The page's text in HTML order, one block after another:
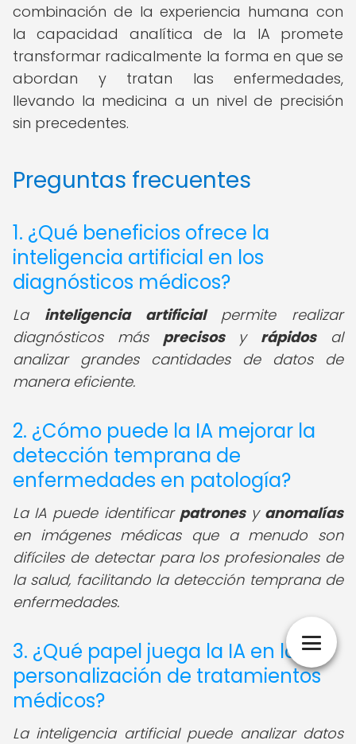
combinación de la experiencia humana con
la capacidad analítica de la IA promete
transformar radicalmente la forma en que se
abordan y tratan las enfermedades,
llevando la medicina a un nivel de precisión
sin precedentes.
Preguntas frecuentes
1. ¿Qué beneficios ofrece la
inteligencia artificial en los
diagnósticos médicos?
La inteligencia artificialpermite realizar
diagnósticos más precisosy rápidosal
analizar grandes cantidades de datos de
manera eficiente.
2. ¿Cómo puede la IA mejorar la
detección temprana de
enfermedades en patología?
La IA puede identificar patronesy anomalías
en imágenes médicas que a menudo son
difíciles de detectar para los profesionales de
la salud, facilitando la detección temprana de
enfermedades.
3. ¿Qué papel juega la IA en la
personalización de tratamientos
médicos?
La inteligencia artificial puede analizar datos